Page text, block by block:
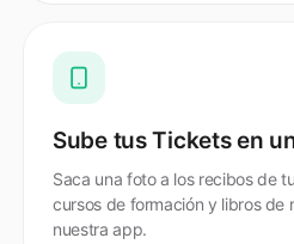
Sube tus Tickets en
Saca una foto a los recibos de
cursos de formación y libros de
nuestra app.